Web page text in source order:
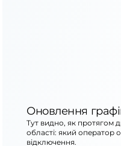
Оновлення
Тут видно, як протягом
області: який оператор
відключення.